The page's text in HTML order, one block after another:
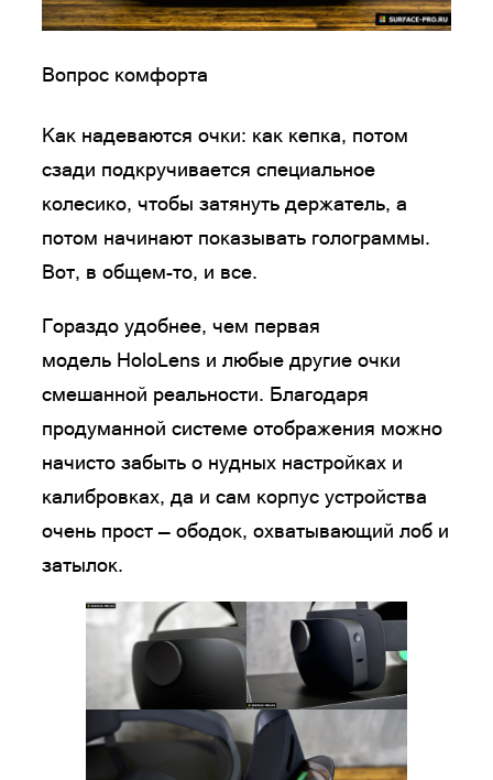
Вопрос комфорта
Как надеваются очки: как кепка, потом
сзади подкручивается специальное
колесико, чтобы затянуть держатель, а
потом начинают показывать голограммы.
Вот, в общем-то, и все.
Гораздо удобнее, чем первая
модель HoloLens и любые другие очки
смешанной реальности. Благодаря
продуманной системе отображения можно
начисто забыть о нудных настройках и
калибровках, да и сам корпус устройства
очень прост — ободок, охватывающий лоб и
затылок.